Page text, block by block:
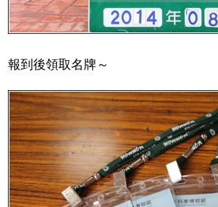
報到後領取名牌～